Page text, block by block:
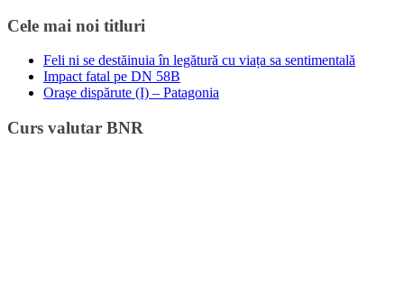
Cele mai noi titluri
Feli ni se destăinuia în legătură cu viața sa sentimentală
Impact fatal pe DN 58B
Oraşe dispărute (I) – Patagonia
Curs valutar BNR